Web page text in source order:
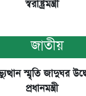
স্বরাষ্ট্রমন্ত্রী
জাতীয়
স্মৃতি জাদুঘর
প্রধানমন্ত্রী